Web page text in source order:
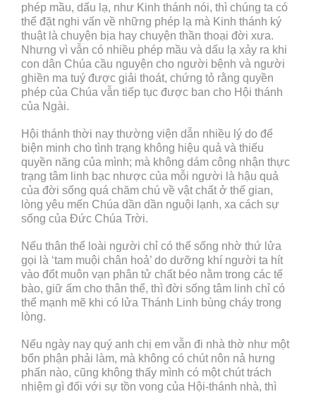
phép mầu, dấu lạ, như Kinh thánh nói, thì chúng ta có
thể đặt nghi vấn về những phép lạ mà Kinh thánh ký
thuật là chuyện bịa hay chuyện thần thoại đời xưa.
Nhưng vì vẫn có nhiều phép mầu và dấu lạ xảy ra khi
con dân Chúa cầu nguyện cho người bệnh và người
ghiền ma tuý được giải thoát, chứng tỏ rằng quyền
phép của Chúa vẫn tiếp tục được ban cho Hội thánh
của Ngài.
Hội thánh thời nay thường viện dẫn nhiều lý do để
biện minh cho tình trạng không hiệu quả và thiếu
quyền năng của mình; mà không dám công nhận thực
trạng tâm linh bạc nhược của mỗi người là hậu quả
của đời sống quá chăm chú về vật chất ở thế gian,
lòng yêu mến Chúa dần dần nguội lạnh, xa cách sự
sống của Đức Chúa Trời.
Nếu thân thể loài người chỉ có thể sống nhờ thứ lửa
gọi là ‘tam muội chân hoả’ do dưỡng khí người ta hít
vào đốt muôn vạn phân tử chất béo nằm trong các tế
bào, giữ ấm cho thân thể, thì đời sống tâm linh chỉ có
thể mạnh mẽ khi có lửa Thánh Linh bùng cháy trong
lòng.
Nếu ngày nay quý anh chị em vẫn đi nhà thờ như một
bổn phận phải làm, mà không có chút nôn nả hưng
phấn nào, cũng không thấy mình có một chút trách
nhiệm gì đối với sự tồn vong của Hội-thánh nhà, thì